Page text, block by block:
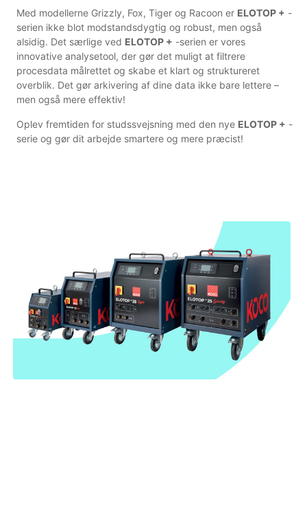
Med modellerne Grizzly, Fox, Tiger og Racoon er ELOTOP + -
serien ikke blot modstandsdygtig og robust, men også
alsidig. Det særlige ved ELOTOP + -serien er vores
innovative analysetool, der gør det muligt at filtrere
procesdata målrettet og skabe et klart og struktureret
overblik. Det gør arkivering af dine data ikke bare lettere –
men også mere effektiv!
Oplev fremtiden for studs­svejsning med den nye ELOTOP + -
serie og gør dit arbejde smartere og mere præcist!